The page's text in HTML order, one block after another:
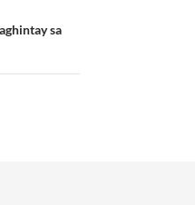
sa